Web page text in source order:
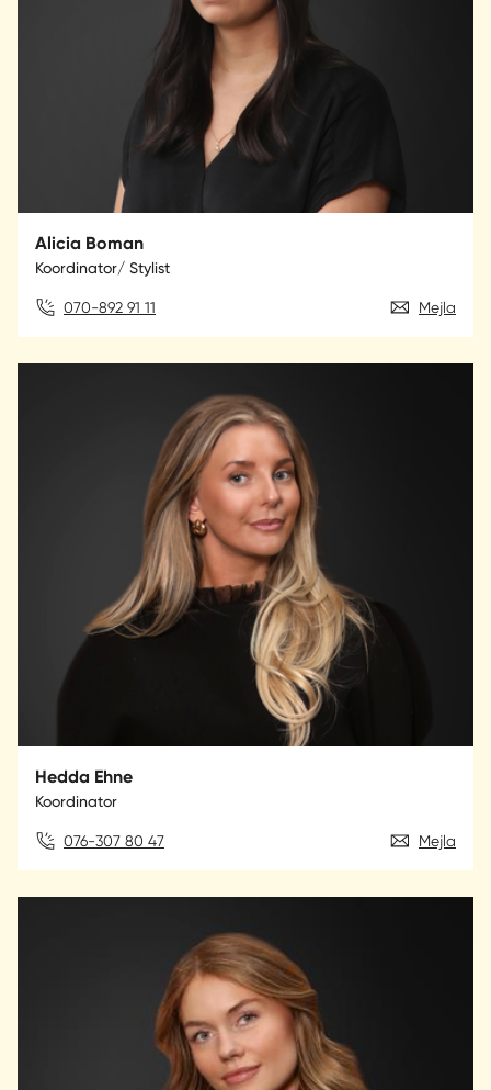
Alicia Boman
Koordinator/ Stylist
070-892 91 11 Mejla
Hedda Ehne
Koordinator
076-307 80 47 Mejla